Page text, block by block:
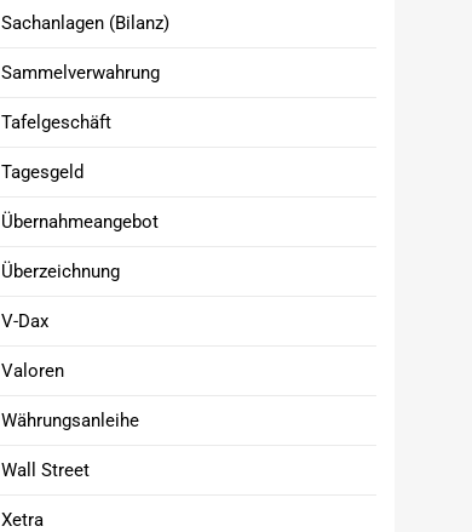
Sachanlagen (Bilanz)
Sammelverwahrung
Tafelgeschäft
Tagesgeld
Übernahmeangebot
Überzeichnung
V-Dax
Valoren
Währungsanleihe
Wall Street
Xetra